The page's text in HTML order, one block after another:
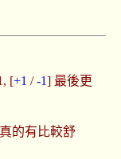
[+1 /-1] 最後更
的有比較舒